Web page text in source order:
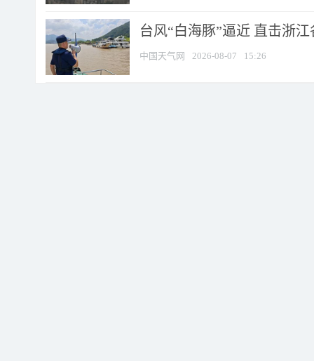
台风“白海豚”逼近 直击浙
中国天气网 2026-08-07 15:26